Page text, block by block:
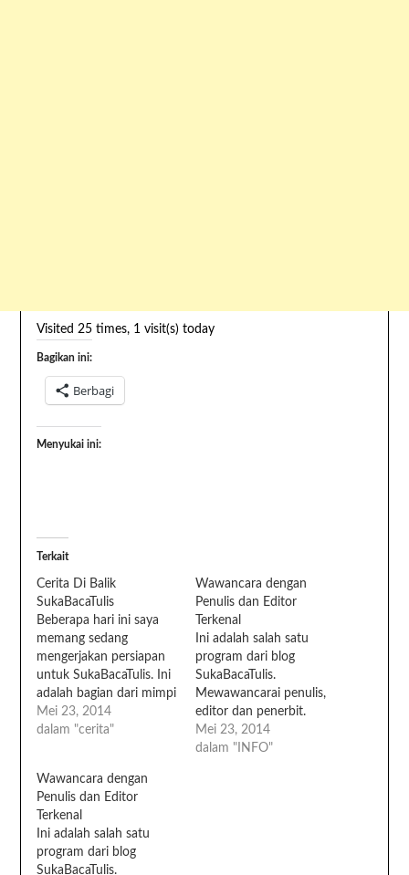
Visited 25 times, 1 visit(s) today
Bagikan ini:
Berbagi
Menyukai ini:
Terkait
Cerita Di Balik
SukaBacaTulis
Beberapa hari ini saya
memang sedang
mengerjakan persiapan
untuk SukaBacaTulis. Ini
adalah bagian dari mimpi
saya yang tertunda
sekian lama. Entah
coret daftar keinginan
secara terperinci.
Ajaibnya, Februari, suami
yang hanya tahu, saya
ingin punya toko buku,
Mei 23, 2014
dalam "cerita"
Wawancara dengan
Penulis dan Editor
Terkenal
Ini adalah salah satu
program dari blog
SukaBacaTulis.
Mewawancarai penulis,
editor dan penerbit.
Mereka yang sudah
malang melintang di
Mei 23, 2014
dalam "INFO"
Wawancara dengan
Penulis dan Editor
Terkenal
Ini adalah salah satu
program dari blog
SukaBacaTulis.